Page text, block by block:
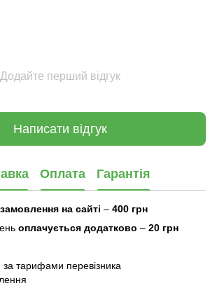
Додайте перший відгук
Написати відгук
Оплата Гарантія
на сайті – 400 грн
оплачується додатково – 20 грн
за тарифами перевізника